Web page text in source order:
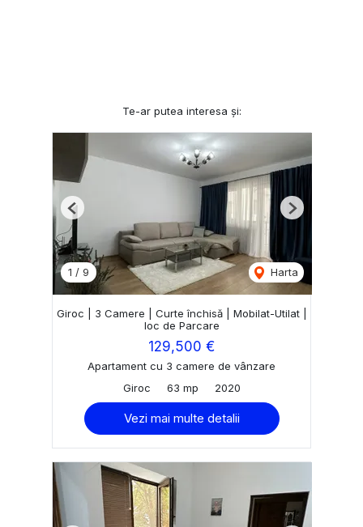
Te-ar putea interesa și:
1 / 9 Harta
Previous Next
Giroc | 3 Camere | Curte închisă | Mobilat-Utilat |
loc de Parcare
129,500 €
Apartament cu 3 camere de vânzare
Giroc
63 mp 2020
Vezi mai multe detalii